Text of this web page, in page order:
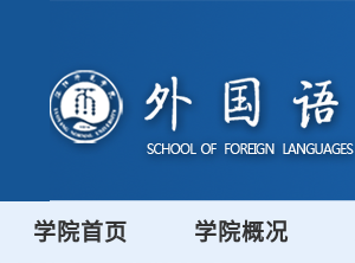
学院首页 学院概况